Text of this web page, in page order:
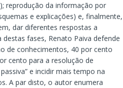
reprodução da informação por
e explicações) e, finalmente,
dar diferentes respostas a
fases, Renato Paiva defende
de conhecimentos, 40 por cento
cento para a resolução de
e incidir mais tempo na
A par disto, o autor enumera